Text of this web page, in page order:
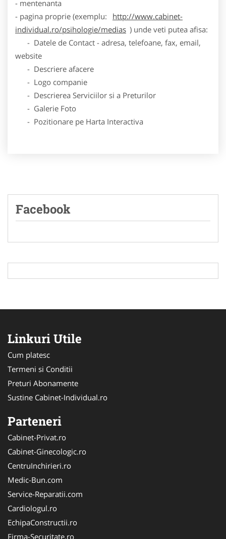
- mentenanta
- pagina proprie (exemplu:
http://www.cabinet-
individual.ro/psihologie/medias ) unde veti putea afisa:
- Datele de Contact - adresa, telefoane, fax, email,
website
- Descriere afacere
- Logo companie
- Descrierea Serviciilor si a Preturilor
- Galerie Foto
- Pozitionare pe Harta Interactiva
Facebook
Linkuri Utile
Cum platesc
Termeni si Conditii
Preturi Abonamente
Sustine Cabinet-Individual.ro
Parteneri
Cabinet-Privat.ro
Cabinet-Ginecologic.ro
CentruInchirieri.ro
Medic-Bun.com
Service-Reparatii.com
Cardiologul.ro
EchipaConstructii.ro
Firma-Securitate.ro